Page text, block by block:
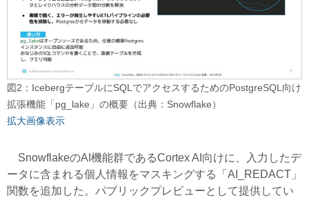
図2：IcebergテーブルにSQLでアクセスするためのPostgreSQL向け
拡張機能「pg_lake」の概要（出典：Snowflake）
拡大画像表示
SnowflakeのAI機能群であるCortex AI向けに、入力したデ
ータに含まれる個人情報をマスキングする「AI_REDACT」
関数を追加した。パブリックプレビューとして提供してい